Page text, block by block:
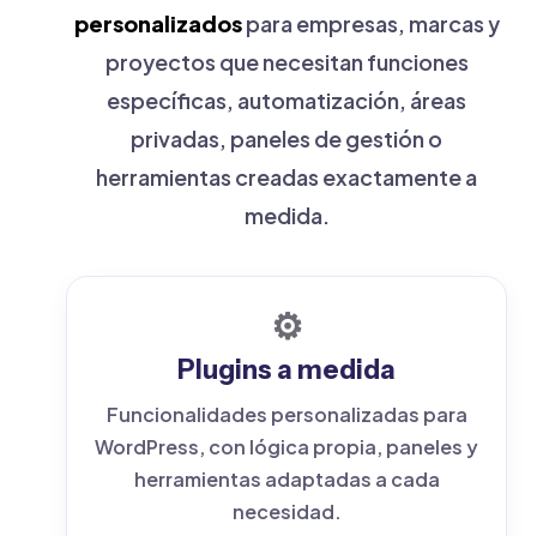
personalizadospara empresas, marcas y
proyectos que necesitan funciones
específicas, automatización, áreas
privadas, paneles de gestión o
herramientas creadas exactamente a
medida.
⚙️
Plugins a medida
Funcionalidades personalizadas para
WordPress, con lógica propia, paneles y
herramientas adaptadas a cada
necesidad.